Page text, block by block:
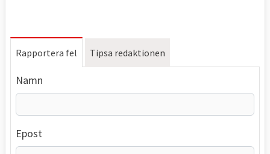
Rapportera fel Tipsa redaktionen
Namn
Epost